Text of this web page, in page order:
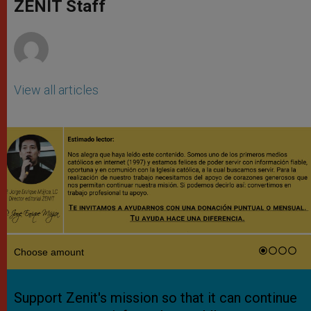
p e k
ZENIT Staff
View all articles